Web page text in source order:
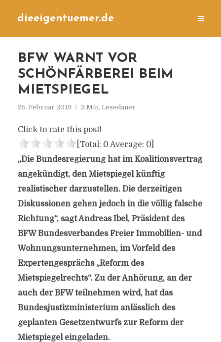
dieeigentuemer.de
BFW WARNT VOR
SCHÖNFÄRBEREI BEIM
MIETSPIEGEL
25. Februar 2019 2 Min. Lesedauer
Click to rate this post!
[Total: 0 Average: 0]
„Die Bundesregierung hat im Koalitionsvertrag
angekündigt, den Mietspiegel künftig
realistischer darzustellen. Die derzeitigen
Diskussionen gehen jedoch in die völlig falsche
Richtung“, sagt Andreas Ibel, Präsident des
BFW Bundesverbandes Freier Immobilien- und
Wohnungsunternehmen, im Vorfeld des
Expertengesprächs „Reform des
Mietspiegelrechts“. Zu der Anhörung, an der
auch der BFW teilnehmen wird, hat das
Bundesjustizministerium anlässlich des
geplanten Gesetzentwurfs zur Reform der
Mietspiegel eingeladen.